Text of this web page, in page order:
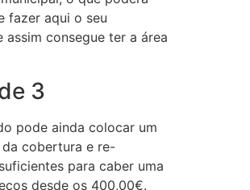
fazer aqui o seu
consegue ter a área
3
pode ainda colocar um
cobertura e re-
para caber uma
desde os 400,00€.